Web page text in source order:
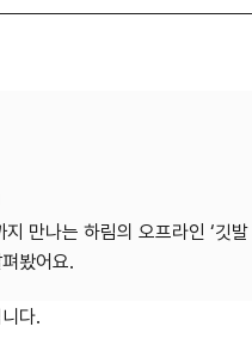
만나는 하림의 오프라인 ‘깃
다.